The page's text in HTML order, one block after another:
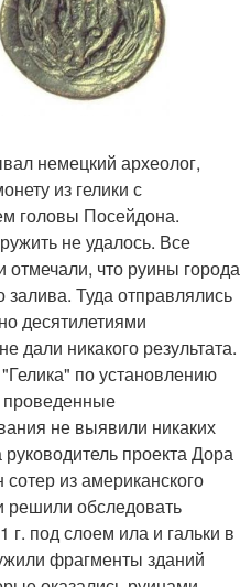
немецкий археолог,
из гелики с
головы Посейдона.
не удалось. Все
отмечали, что руины города
Туда отправлялись
десятилетиями
дали никакого результата.
по установлению
не выявили никаких
проекта Дора
из американского
решили обследовать
под слоем ила и гальки в
фрагменты зданий